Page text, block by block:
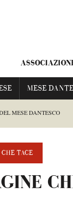
MESE
MESE DANTESCO
FRANCESCA
TACE